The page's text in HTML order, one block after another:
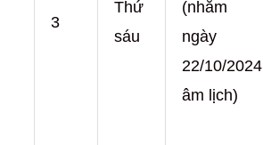
3
Thứ
sáu
(nhằm
ngày
22/10/2024
âm lịch)